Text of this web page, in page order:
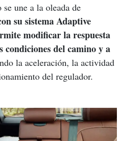
une a la oleada de
su sistema Adaptive
modificar la respuesta
condiciones del camino y a
la aceleración, la actividad
del regulador.